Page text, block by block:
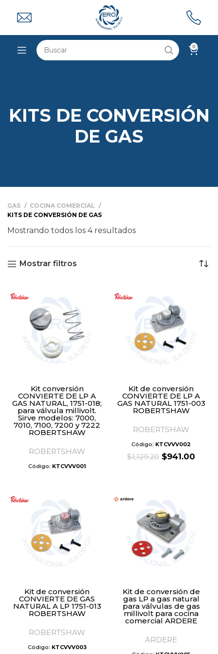
0
KITS DE CONVERSIÓN
DE GAS
GAS
COCINA COMERCIAL
KITS DE CONVERSIÓN DE GAS
Mostrando todos los 4 resultados
Mostrar filtros
Kit conversión
CONVIERTE DE LP A
GAS NATURAL, 1751-018;
para válvula millivolt.
Sirve modelos: 7000,
7010, 7100, 7200 y 7222
ROBERTSHAW
ROBERTSHAW
Código: KTCVVV001
Kit de conversión
CONVIERTE DE LP A
GAS NATURAL 1751-003
ROBERTSHAW
ROBERTSHAW
Código: KTCVVV002
$1,129.20 Original
$941.00
Kit de conversión
CONVIERTE DE GAS
NATURAL A LP 1751-013
ROBERTSHAW
ROBERTSHAW
Código: KTCVVV003
Kit de conversión de
gas LP a gas natural
para válvulas de gas
millivolt para cocina
comercial ARDERE
ARDERE